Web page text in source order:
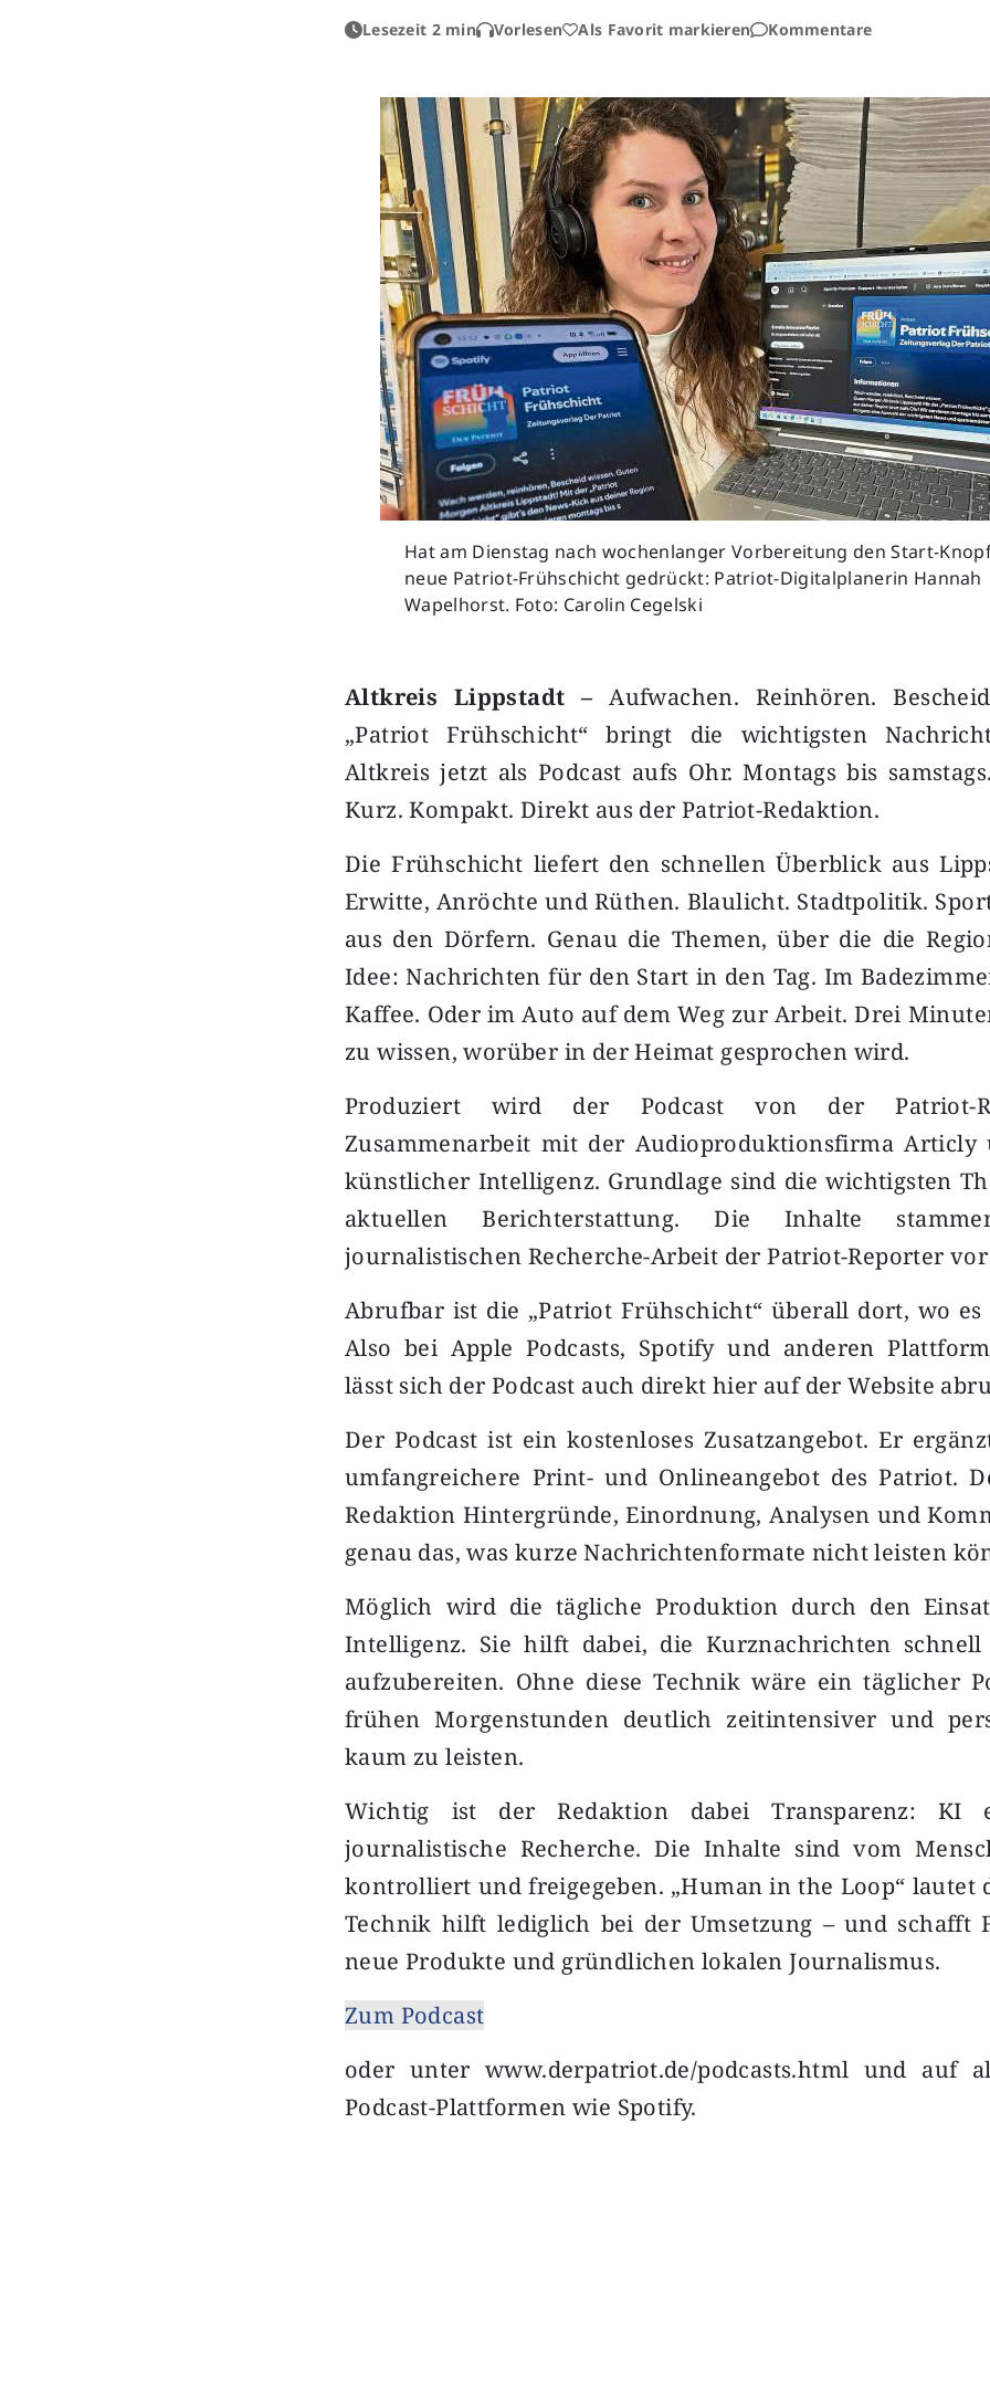
Lesezeit 2 min Vorlesen Als Favorit markieren Kommentare
Hat am Dienstag nach wochenlanger Vorbereitung den Start-
neue Patriot-Frühschicht gedrückt: Patriot-Digitalplanerin Hannah
Wapelhorst. Foto: Carolin Cegelski
Altkreis Lippstadt – Aufwachen. Reinhören.
„Patriot Frühschicht“ bringt die wichtigsten
Altkreis jetzt als Podcast aufs Ohr. Montags bis
Kurz. Kompakt. Direkt aus der Patriot-Redaktion.
Die Frühschicht liefert den schnellen Überblick aus
Erwitte, Anröchte und Rüthen. Blaulicht. Stadtpolitik.
aus den Dörfern. Genau die Themen, über die die
Idee: Nachrichten für den Start in den Tag. Im
Kaffee. Oder im Auto auf dem Weg zur Arbeit. Drei
zu wissen, worüber in der Heimat gesprochen wird.
Produziert wird der Podcast von der Patriot-
Zusammenarbeit mit der Audioproduktionsfirma
künstlicher Intelligenz. Grundlage sind die wichtigsten
aktuellen Berichterstattung. Die Inhalte
journalistischen Recherche-Arbeit der Patriot-Reporter
Abrufbar ist die „Patriot Frühschicht“ überall dort, wo es
Also bei Apple Podcasts, Spotify und anderen
lässt sich der Podcast auch direkt hier auf der Website
Der Podcast ist ein kostenloses Zusatzangebot. Er
umfangreichere Print- und Onlineangebot des Patriot.
Redaktion Hintergründe, Einordnung, Analysen und
genau das, was kurze Nachrichtenformate nicht leisten
Möglich wird die tägliche Produktion durch den
Intelligenz. Sie hilft dabei, die Kurznachrichten
aufzubereiten. Ohne diese Technik wäre ein täglicher
frühen Morgenstunden deutlich zeitintensiver und
kaum zu leisten.
Wichtig ist der Redaktion dabei Transparenz: KI
journalistische Recherche. Die Inhalte sind vom
kontrolliert und freigegeben. „Human in the Loop“ lautet
Technik hilft lediglich bei der Umsetzung – und schafft
neue Produkte und gründlichen lokalen Journalismus.
Zum Podcast
oder unter www.derpatriot.de/podcasts.html und auf
Podcast-Plattformen wie Spotify.